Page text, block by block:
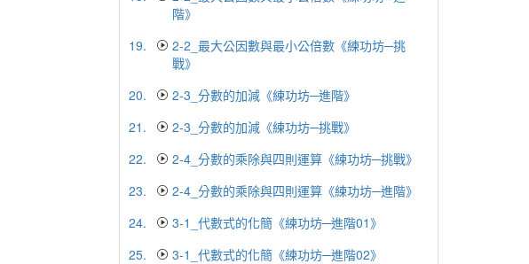
階》
19.
2-2_最大公因數與最小公倍數《練功坊─挑
戰》
20.
2-3_分數的加減《練功坊─進階》
21.
2-3_分數的加減《練功坊─挑戰》
22.
2-4_分數的乘除與四則運算《練功坊─挑戰》
23.
2-4_分數的乘除與四則運算《練功坊─進階》
24.
3-1_代數式的化簡《練功坊─進階01》
25.
3-1_代數式的化簡《練功坊─進階02》